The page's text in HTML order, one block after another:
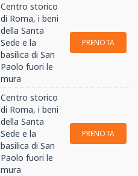
Centro storico
di Roma, i beni
della Santa
Sede e la
basilica di San
Paolo fuori le
mura
PRENOTA
Centro storico
di Roma, i beni
della Santa
Sede e la
basilica di San
Paolo fuori le
mura
PRENOTA